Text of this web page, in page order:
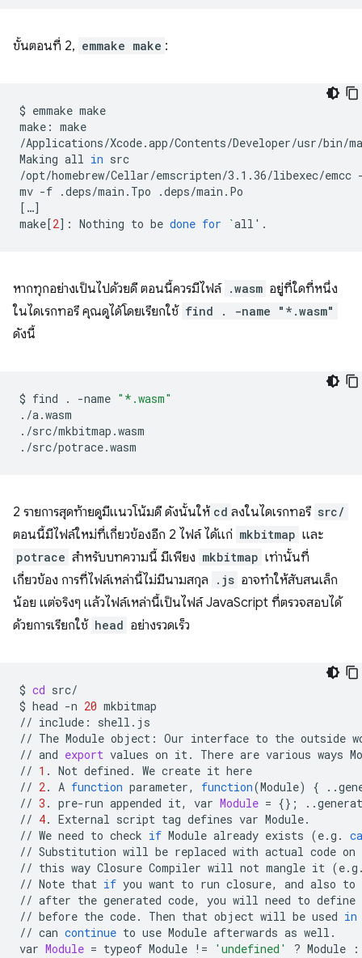
ขั้นตอนที่ 2, emmake make :
$ emmake make
make: make
/Applications/Xcode.app/Contents/Developer/usr/bin/
Making all in src
/opt/homebrew/Cellar/emscripten/3.1.36/libexec/emcc
mv -f .deps/main.Tpo
[ …]
make[2] : Nothing to be done for `all '
หากทุกอย่างเป็นไปด้วยดี ตอนนี้ควรมีไฟล์ .wasm อยู่ที่ใดที่หนึ่ง
ในไดเรกทอรี คุณดูได้โดยเรียกใช้ find . -name "*.wasm"
ดังนี้
$ find . -name "*.wasm"
./a.wasm
./src/mkbitmap.wasm
2 รายการสุดท้ายดูมีแนวโน้มดี ดังนั้นให้ cd ลงในไดเรกทอรี src/
ตอนนี้มีไฟล์ใหม่ที่เกี่ยวข้องอีก 2 ไฟล์ ได้แก่ mkbitmap และ
potrace สำหรับบทความนี้ มีเพียง mkbitmap เท่านั้นที่
เกี่ยวข้อง การที่ไฟล์เหล่านี้ไม่มีนามสกุล
.js อาจทำให้สับสนเล็ก
น้อย แต่จริงๆ แล้วไฟล์เหล่านี้เป็นไฟล์ JavaScript ที่ตรวจสอบได้
ด้วยการเรียกใช้ head อย่างรวดเร็ว
$ cd src/
$ head -n 20 mkbitmap
// include:
shell.js
// The Module object: Our interface to the outside
// and export values on it. There are various ways
// 1 . Not defined. We create it here
// 2. A function parameter, function(Module) {
// 3 . pre-run appended it, var Module = {} ;
// 4. External script tag defines var Module.
// We need to check if Module already exists (e.g.
// Substitution will be replaced with actual code on
// this way Closure Compiler will not mangle it (
// Note that if you want to run closure, and also to
// after the generated code, you will need to define
// before the code. Then that object will be used in
// can continue to use Module afterwards as well.
var Module = typeof Module ! = 'undefined' ? Module :